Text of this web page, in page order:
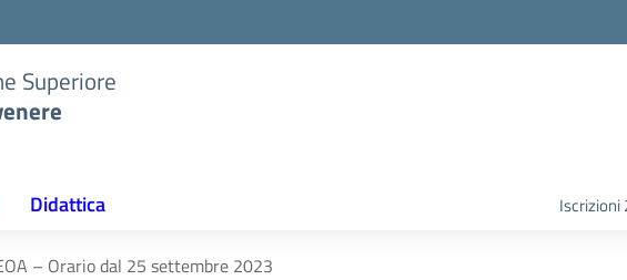
Superiore
Didattica
– Orario dal 25 settembre 2023